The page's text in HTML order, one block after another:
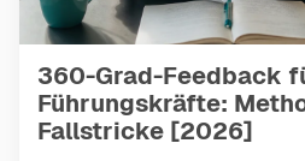
360-Grad-Feedback
Führungskräfte:
Fallstricke [2026]